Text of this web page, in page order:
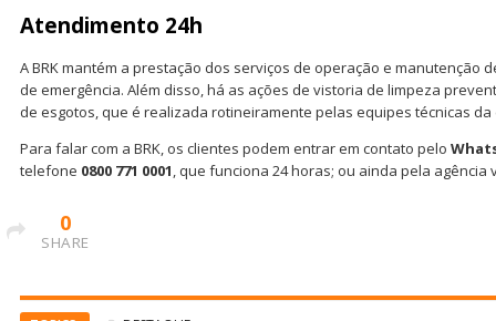
Atendimento 24h
A BRK mantém a prestação dos serviços de operação e manutenção
de emergência. Além disso, há as ações de vistoria de limpeza
de esgotos, que é realizada rotineiramente pelas equipes técnicas
Para falar com a BRK, os clientes podem entrar em contato pelo
telefone 0800 771 0001, que funciona 24 horas; ou ainda pela agência
0
SHARE